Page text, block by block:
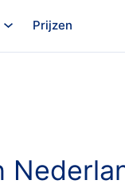
Prijzen